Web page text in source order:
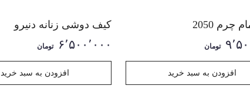
چرم 2050
تومان
افزودن به سبد خرید
کیف دوشی زنانه دنیرو
۶٬۵۰۰٬۰۰۰ تومان
افزودن به سبد خرید